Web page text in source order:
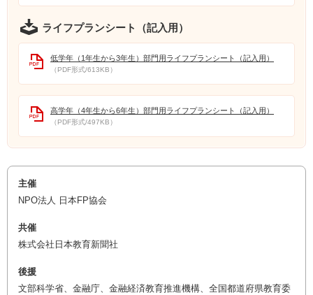
ライフプランシート（記入用）
低学年（1年生から3年生）部門用ライフプランシート（記入用）
（PDF形式/613KB）
高学年（4年生から6年生）部門用ライフプランシート（記入用）
（PDF形式/497KB）
主催
NPO法人 日本FP協会
共催
株式会社日本教育新聞社
後援
文部科学省、金融庁、金融経済教育推進機構、全国都道府県教育委